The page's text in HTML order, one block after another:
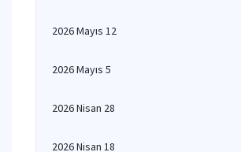
2026 Mayıs 12
2026 Mayıs 5
2026 Nisan 28
2026 Nisan 18